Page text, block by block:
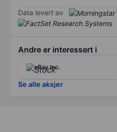
Data levert av
Andre er interessert i
eBay Inc.
Se alle aksjer